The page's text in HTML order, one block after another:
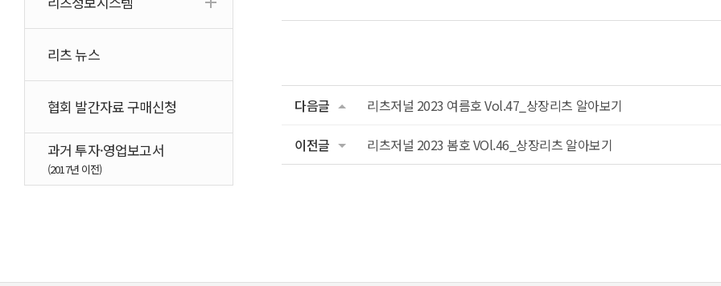
리츠 뉴스
협회 발간자료 구매신청
과거 투자·영업보고서
(2017년 이전)
다음글 리츠저널 2023 여름호 Vol.47_상장리츠 알아보기
이전글 리츠저널 2023 봄호 VOl.46_상장리츠 알아보기